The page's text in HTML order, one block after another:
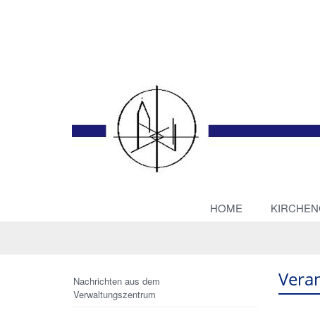
HOME
Nachrichten aus dem
Verwaltungszentrum